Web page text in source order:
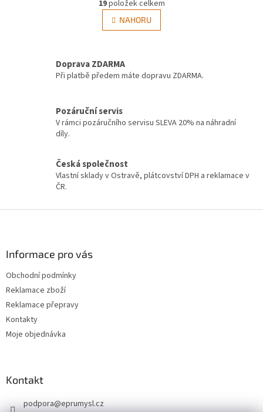
v
l
á
í
k
i
á
n
k
n
í
19položek celkem
NAHORU
Doprava ZDARMA
Při platbě předem máte dopravu ZDARMA.
Pozáruční servis
V rámci pozáručního servisu SLEVA 20% na náhradní
díly.
Česká společnost
Vlastní sklady v Ostravě, plátcovství DPH a reklamace v
ČR.
Informace pro vás
Obchodní podmínky
Reklamace zboží
Reklamace přepravy
Kontakty
Moje objednávka
Kontakt
podpora@eprumysl.cz